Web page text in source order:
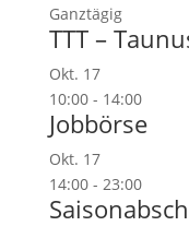
Ganztägig
TTT –
Okt. 17
10:00- 14:00
Jobbörse
Okt. 17
14:00- 23:00